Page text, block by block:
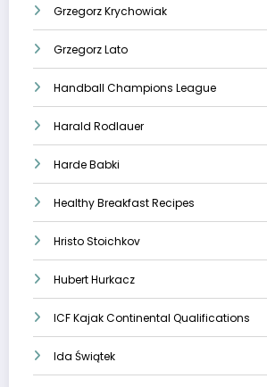
Grzegorz Krychowiak
Grzegorz Lato
Handball Champions League
Harald Rodlauer
Harde Babki
Healthy Breakfast Recipes
Hristo Stoichkov
Hubert Hurkacz
ICF Kajak Continental Qualifications
Ida Świątek